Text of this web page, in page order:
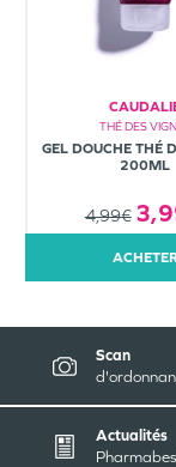
THÉ DES
GEL DOUCHE THÉ
200ML
4,99€
Scan
Actualités